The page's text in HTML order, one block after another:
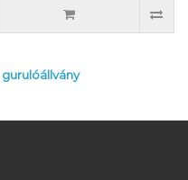
gurulóállvány